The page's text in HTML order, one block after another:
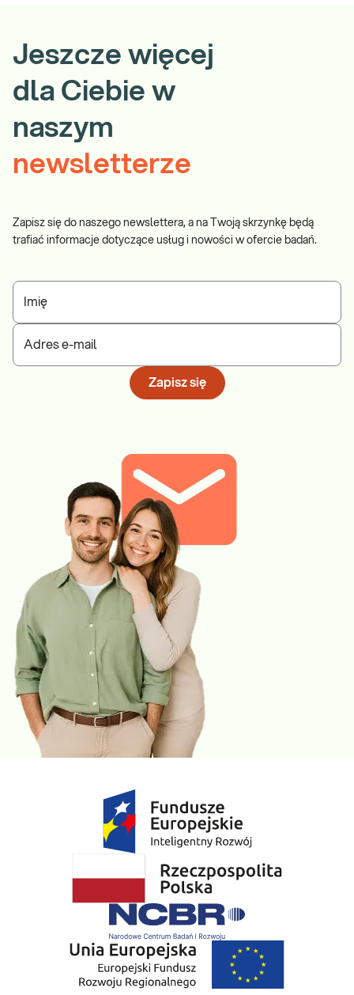
Jeszcze więcej
dla Ciebie w
naszym
newsletterze
Zapisz się do naszego newslettera, a na Twoją skrzynkę będą
trafiać informacje dotyczące usług i nowości w ofercie badań.
Imię
Adres e-mail
Zapisz się